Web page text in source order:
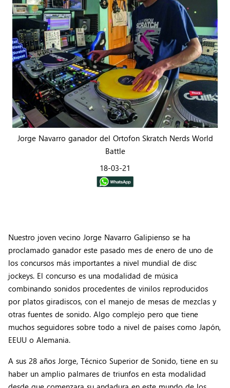
Jorge Navarro ganador del Ortofon Skratch Nerds World
Battle
18-03-21
Nuestro joven vecino Jorge Navarro Galipienso se ha
proclamado ganador este pasado mes de enero de uno de
los concursos más importantes a nivel mundial de disc
jockeys. El concurso es una modalidad de música
combinando sonidos procedentes de vinilos reproducidos
por platos giradiscos, con el manejo de mesas de mezclas y
otras fuentes de sonido. Algo complejo pero que tiene
muchos seguidores sobre todo a nivel de países como Japón,
EEUU o Alemania.
A sus 28 años Jorge, Técnico Superior de Sonido, tiene en su
haber un amplio palmares de triunfos en esta modalidad